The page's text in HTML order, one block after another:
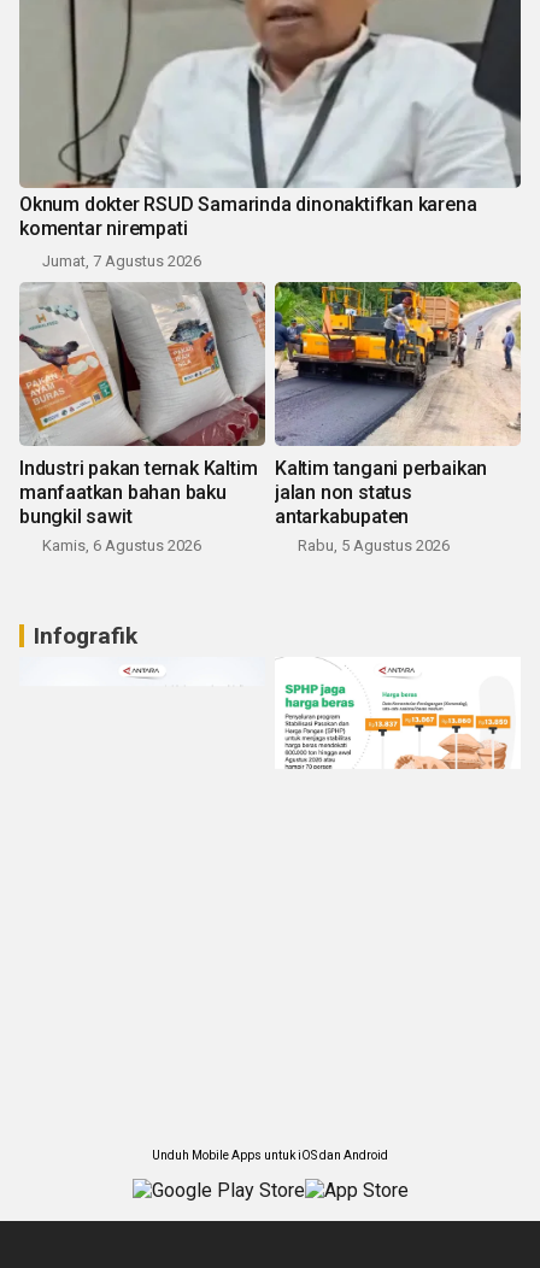
Oknum dokter RSUD Samarinda dinonaktifkan karena
komentar nirempati
Jumat, 7 Agustus 2026
Industri pakan ternak Kaltim
manfaatkan bahan baku
bungkil sawit
Kamis, 6 Agustus 2026
Kaltim tangani perbaikan
jalan non status
antarkabupaten
Rabu, 5 Agustus 2026
Infografik
Unduh Mobile Apps untuk iOS dan Android